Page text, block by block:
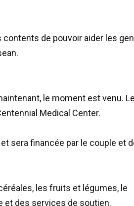
de pouvoir aider les
le moment est venu. Le
Medical Center.
sera financée par le couple et
les fruits et légumes, le
et des services de soutien.